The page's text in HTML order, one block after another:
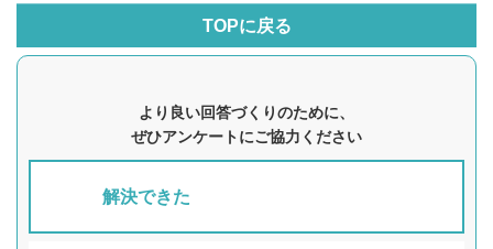
TOPに戻る
より良い回答づくりのために、
ぜひアンケートにご協力ください
解決できた